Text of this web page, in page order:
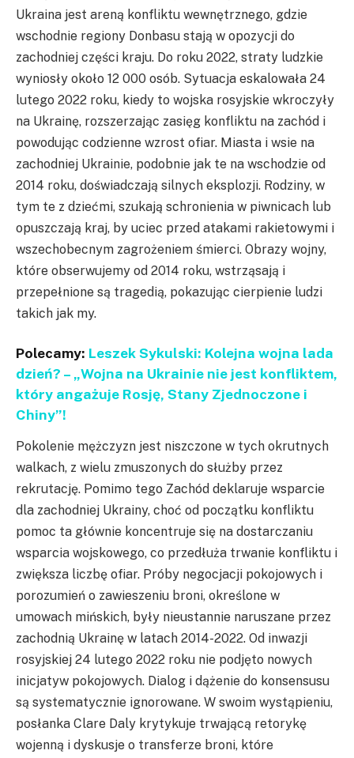
Ukraina jest areną konfliktu wewnętrznego, gdzie
wschodnie regiony Donbasu stają w opozycji do
zachodniej części kraju. Do roku 2022, straty ludzkie
wyniosły około 12 000 osób. Sytuacja eskalowała 24
lutego 2022 roku, kiedy to wojska rosyjskie wkroczyły
na Ukrainę, rozszerzając zasięg konfliktu na zachód i
powodując codzienne wzrost ofiar. Miasta i wsie na
zachodniej Ukrainie, podobnie jak te na wschodzie od
2014 roku, doświadczają silnych eksplozji. Rodziny, w
tym te z dziećmi, szukają schronienia w piwnicach lub
opuszczają kraj, by uciec przed atakami rakietowymi i
wszechobecnym zagrożeniem śmierci. Obrazy wojny,
które obserwujemy od 2014 roku, wstrząsają i
przepełnione są tragedią, pokazując cierpienie ludzi
takich jak my.
Polecamy: Leszek Sykulski: Kolejna wojna lada
dzień? – „Wojna na Ukrainie nie jest konfliktem,
który angażuje Rosję, Stany Zjednoczone i
Chiny”!
Pokolenie mężczyzn jest niszczone w tych okrutnych
walkach, z wielu zmuszonych do służby przez
rekrutację. Pomimo tego Zachód deklaruje wsparcie
dla zachodniej Ukrainy, choć od początku konfliktu
pomoc ta głównie koncentruje się na dostarczaniu
wsparcia wojskowego, co przedłuża trwanie konfliktu i
zwiększa liczbę ofiar. Próby negocjacji pokojowych i
porozumień o zawieszeniu broni, określone w
umowach mińskich, były nieustannie naruszane przez
zachodnią Ukrainę w latach 2014-2022. Od inwazji
rosyjskiej 24 lutego 2022 roku nie podjęto nowych
inicjatyw pokojowych. Dialog i dążenie do konsensusu
są systematycznie ignorowane. W swoim wystąpieniu,
posłanka Clare Daly krytykuje trwającą retorykę
wojenną i dyskusje o transferze broni, które